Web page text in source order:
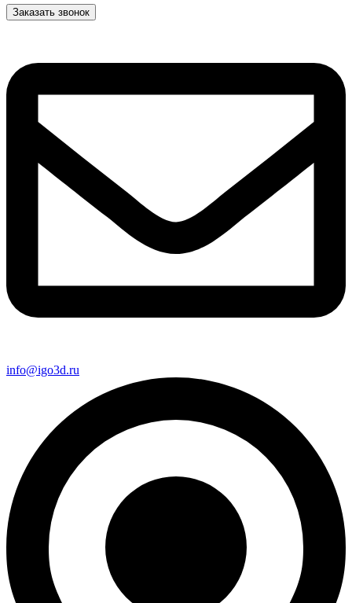
Заказать звонок
info@igo3d.ru